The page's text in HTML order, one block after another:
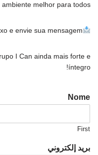
melhor para todos.
e envie sua mensagem.
I Can ainda mais forte e
íntegro!
Nome
First
بريد إلكتروني